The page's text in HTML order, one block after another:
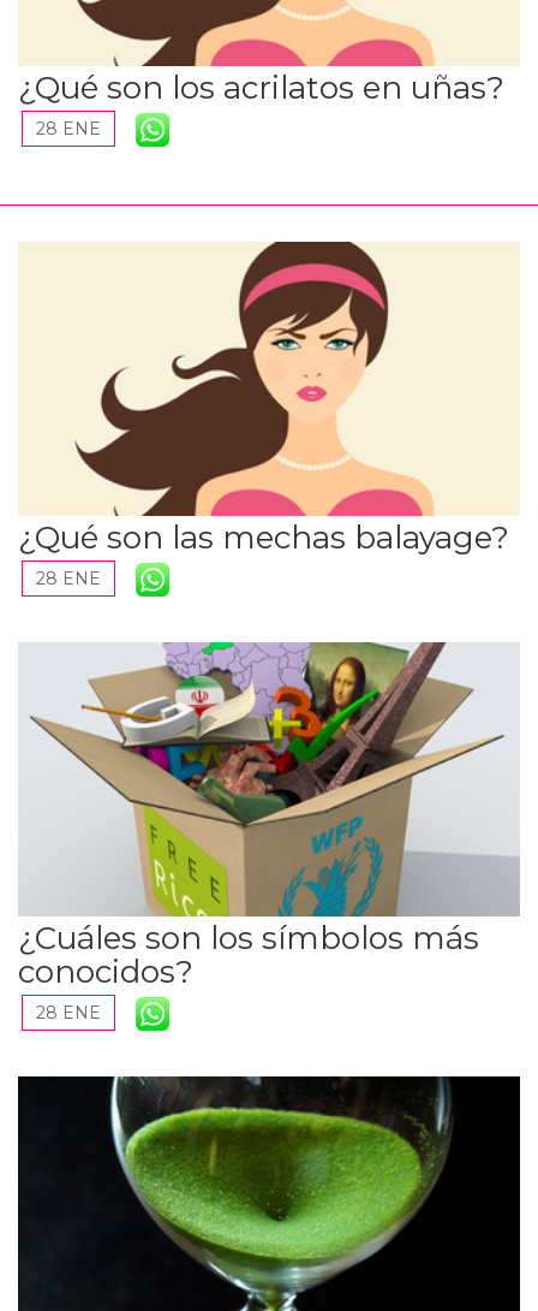
¿Qué son los acrilatos en uñas?
28 ENE
¿Qué son las mechas balayage?
28 ENE
¿Cuáles son los símbolos más
conocidos?
28 ENE